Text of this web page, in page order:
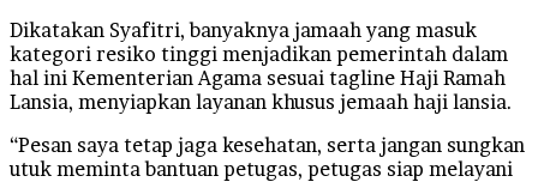
Dikatakan Syafitri, banyaknya jamaah yang masuk
kategori resiko tinggi menjadikan pemerintah dalam
hal ini Kementerian Agama sesuai tagline Haji Ramah
Lansia, menyiapkan layanan khusus jemaah haji lansia.
“Pesan saya tetap jaga kesehatan, serta jangan sungkan
utuk meminta bantuan petugas, petugas siap melayani